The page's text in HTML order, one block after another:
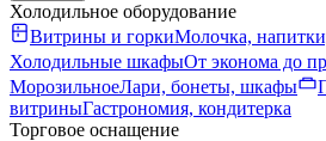
Холодильное оборудование
Витрины и горкиМолочка,
Холодильные шкафыОт эконома до
МорозильноеЛари, бонеты, шкафы
витриныГастрономия, кондитерка
Торговое оснащение